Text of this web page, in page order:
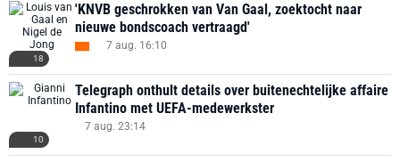
18
'KNVB geschrokken van Van Gaal, zoektocht naar
nieuwe bondscoach vertraagd'
7 aug. 16:10
10
Telegraph onthult details over buitenechtelijke affaire
Infantino met UEFA-medewerkster
7 aug. 23:14